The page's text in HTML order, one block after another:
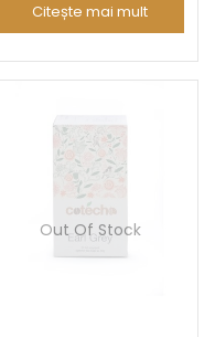
Citește mai mult
Out Of Stock